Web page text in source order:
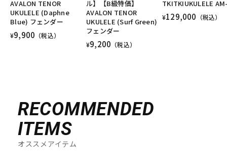
AVALON TENOR
UKULELE (Daphne
Blue) フェンダー
¥9,900 （税込）
ル】【B級特価】
AVALON TENOR
UKULELE (Surf Green)
フェンダー
¥9,200 （税込）
TKITKIUKULELE
¥129,000 （税込）
RECOMMENDED
ITEMS
オススメアイテム